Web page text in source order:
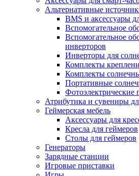
Альтернативные
BMS и аксессуары
Вспомогательное
Вспомогательное
инверторов
Инверторы для
Комплекты
Комплекты
Портативные
Фотоэлектрические
Атрибутика и сувениры
Геймерская мебель
Аксессуары для
Кресла для геймеров
Столы для геймеров
Генераторы
Зарядные станции
Игровые приставки